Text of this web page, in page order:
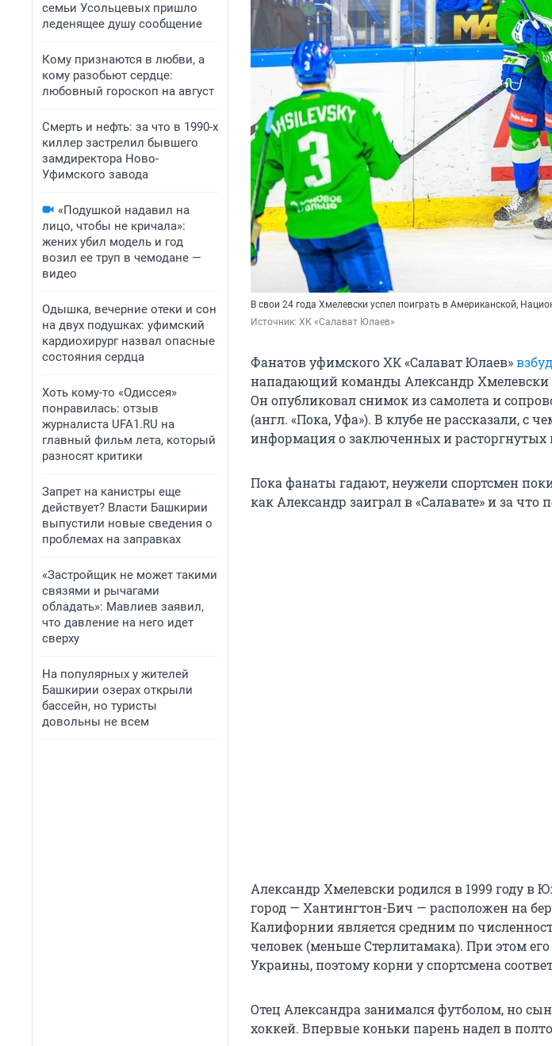
семьи Усольцевых пришло
леденящее душу сообщение
Кому признаются в любви, а
кому разобьют сердце:
любовный гороскоп на август
Смерть и нефть: за что в 1990-х
киллер застрелил бывшего
замдиректора Ново-
Уфимского завода
«Подушкой надавил на
лицо, чтобы не кричала»:
жених убил модель и год
возил ее труп в чемодане —
видео
Одышка, вечерние отеки и сон
на двух подушках: уфимский
кардиохирург назвал опасные
состояния сердца
Хоть кому-то «Одиссея»
понравилась: отзыв
журналиста UFA1.RU на
главный фильм лета, который
разносят критики
Запрет на канистры еще
действует? Власти Башкирии
выпустили новые сведения о
проблемах на заправках
«Застройщик не может такими
связями и рычагами
обладать»: Мавлиев заявил,
что давление на него идет
сверху
На популярных у жителей
Башкирии озерах открыли
бассейн, но туристы
довольны не всем
В свои 24 года Хмелевски успел поиграть в Американской,
Источник: ХК «Салават Юлаев»
Фанатов уфимского ХК «Салават Юлаев»
нападающий команды Александр Хмелевски
Он опубликовал снимок из самолета и
(англ. «Пока, Уфа»). В клубе не рассказали, с
информация о заключенных и расторгнутых
Пока фанаты гадают, неужели спортсмен
как Александр заиграл в «Салавате» и за
Александр Хмелевски родился в 1999 году
город — Хантингтон-Бич — расположен на
Калифорнии является средним по
человек (меньше Стерлитамака). При этом
Украины, поэтому корни у спортсмена
Отец Александра занимался футболом, но
хоккей. Впервые коньки парень надел в